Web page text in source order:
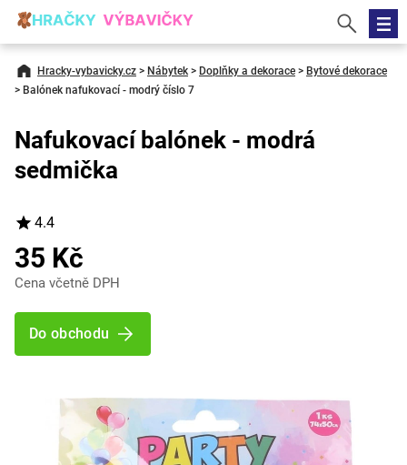
Hracky-vybavicky.cz > Nábytek > Doplňky a dekorace > Bytové dekorace
> Balónek nafukovací - modrý číslo 7
Nafukovací balónek - modrá
sedmička
4.4
35 Kč
Cena včetně DPH
Do obchodu